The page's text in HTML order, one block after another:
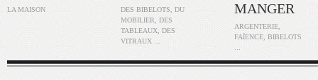
LA MAISON
DES BIBELOTS, DU
MOBILIER, DES
TABLEAUX, DES
VITRAUX ...
MANGER
ARGENTERIE,
FAÏENCE, BIBELOTS